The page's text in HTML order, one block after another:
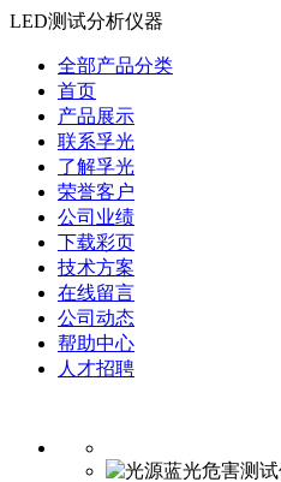
LED测试分析仪器
全部产品分类
首页
产品展示
联系孚光
了解孚光
荣誉客户
公司业绩
下载彩页
技术方案
在线留言
公司动态
帮助中心
人才招聘